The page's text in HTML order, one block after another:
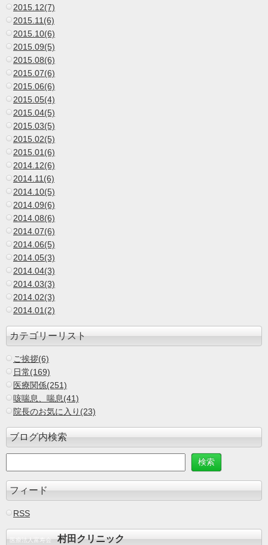
2015.12(7)
2015.11(6)
2015.10(6)
2015.09(5)
2015.08(6)
2015.07(6)
2015.06(6)
2015.05(4)
2015.04(5)
2015.03(5)
2015.02(5)
2015.01(6)
2014.12(6)
2014.11(6)
2014.10(5)
2014.09(6)
2014.08(6)
2014.07(6)
2014.06(5)
2014.05(3)
2014.04(3)
2014.03(3)
2014.02(3)
2014.01(2)
カテゴリーリスト
ご挨拶(6)
日常(169)
医療関係(251)
咳喘息、喘息(41)
院長のお気に入り(23)
ブログ内検索
フィード
RSS
医療法人富寿会村田クリニック